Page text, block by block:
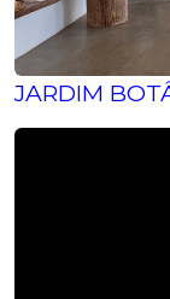
JARDIM